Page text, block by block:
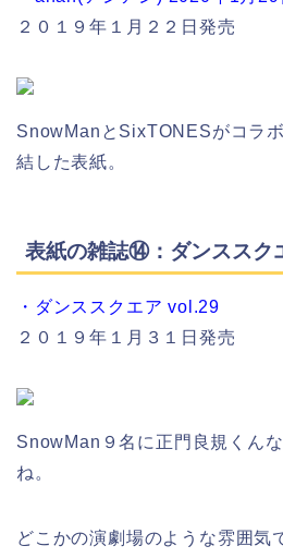
２０１９年１月２２日発売
SnowManとSixTONESがコラ
結した表紙。
表紙の雑誌⑭：ダンススク
・ダンススクエア vol.29
２０１９年１月３１日発売
SnowMan９名に正門良規くん
ね。
どこかの演劇場のような雰囲気